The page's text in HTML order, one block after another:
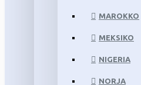
MAROKKO
MEKSIKO
NIGERIA
NORJA